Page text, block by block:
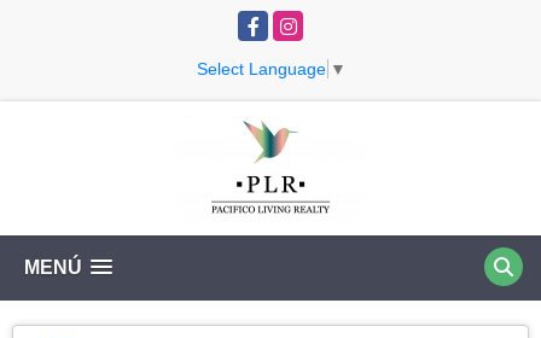
FacebookInstagram
Select Language ▼
MENÚ